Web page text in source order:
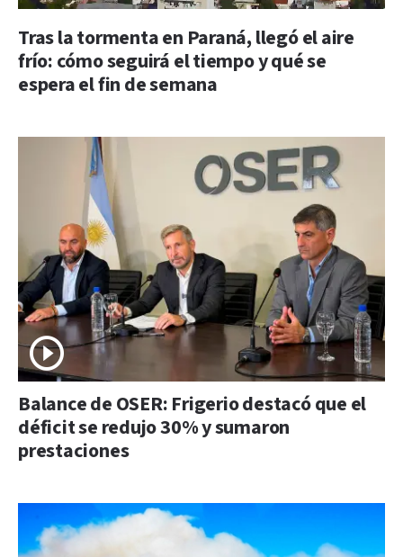
Tras la tormenta en Paraná, llegó el aire
frío: cómo seguirá el tiempo y qué se
espera el fin de semana
Balance de OSER: Frigerio destacó que el
déficit se redujo 30% y sumaron
prestaciones